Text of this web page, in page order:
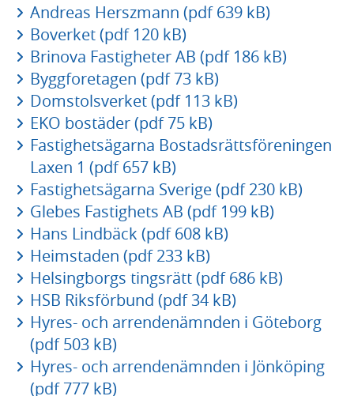
Andreas Herszmann (pdf 639 kB)
Boverket (pdf 120 kB)
Brinova Fastigheter AB (pdf 186 kB)
Byggforetagen (pdf 73 kB)
Domstolsverket (pdf 113 kB)
EKO bostäder (pdf 75 kB)
Fastighetsägarna Bostadsrättsföreningen
Laxen 1 (pdf 657 kB)
Fastighetsägarna Sverige (pdf 230 kB)
Glebes Fastighets AB (pdf 199 kB)
Hans Lindbäck (pdf 608 kB)
Heimstaden (pdf 233 kB)
Helsingborgs tingsrätt (pdf 686 kB)
HSB Riksförbund (pdf 34 kB)
Hyres- och arrendenämnden i Göteborg
(pdf 503 kB)
Hyres- och arrendenämnden i Jönköping
(pdf 777 kB)